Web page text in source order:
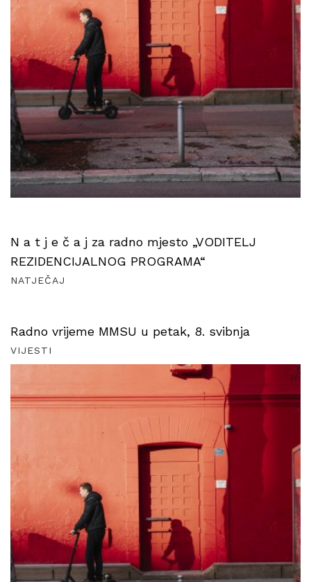
N a t j e č a j za radno mjesto „VODITELJ
REZIDENCIJALNOG PROGRAMA“
NATJEČAJ
Radno vrijeme MMSU u petak, 8. svibnja
VIJESTI